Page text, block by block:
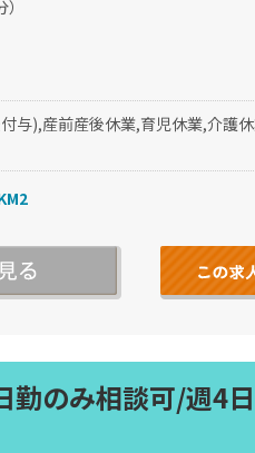
与),産前産後休業,育児休業,介護
のみ相談可/週4